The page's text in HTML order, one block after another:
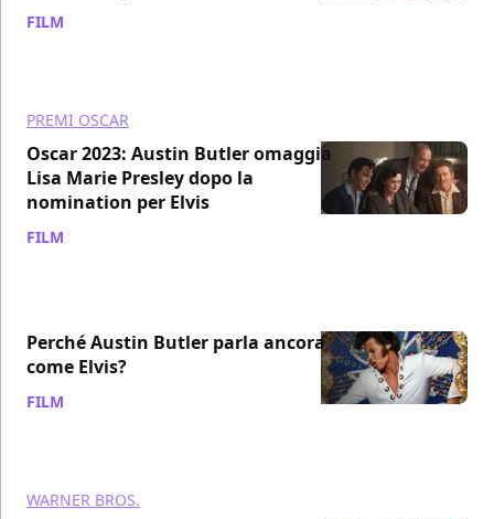
FILM
PREMI OSCAR
Oscar 2023: Austin Butler omaggia
Lisa Marie Presley dopo la
nomination per Elvis
FILM
Perché Austin Butler parla ancora
come Elvis?
FILM
WARNER BROS.